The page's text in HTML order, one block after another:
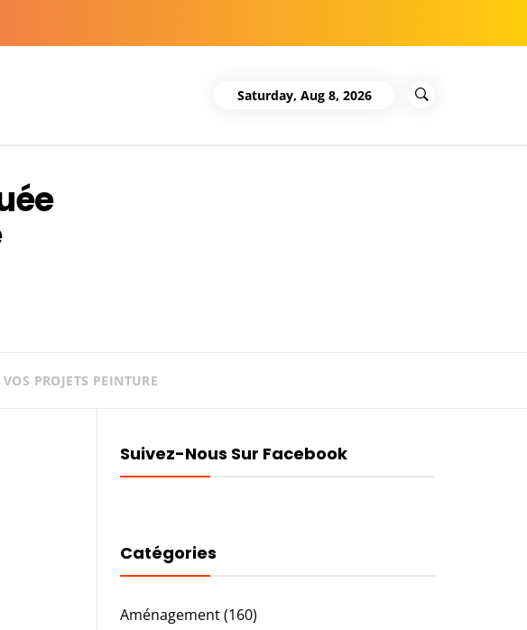
Saturday, Aug 8, 2026
PROJETS PEINTURE
Suivez-Nous Sur Facebook
Catégories
Aménagement(160)